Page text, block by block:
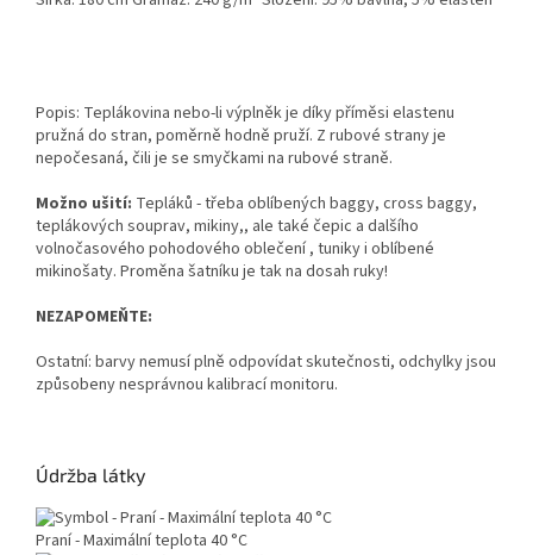
Popis: Teplákovina nebo-li výplněk je díky příměsi elastenu
pružná do stran, poměrně hodně pruží. Z rubové strany je
nepočesaná, čili je se smyčkami na rubové straně.
Možno ušití: Tepláků - třeba oblíbených baggy, cross baggy,
teplákových souprav, mikiny,, ale také čepic a dalšího
volnočasového pohodového oblečení , tuniky i oblíbené
mikinošaty. Proměna šatníku je tak na dosah ruky!
NEZAPOMEŇTE:
Ostatní: barvy nemusí plně odpovídat skutečnosti, odchylky jsou
způsobeny nesprávnou kalibrací monitoru.
Údržba látky
Praní - Maximální teplota 40 °C